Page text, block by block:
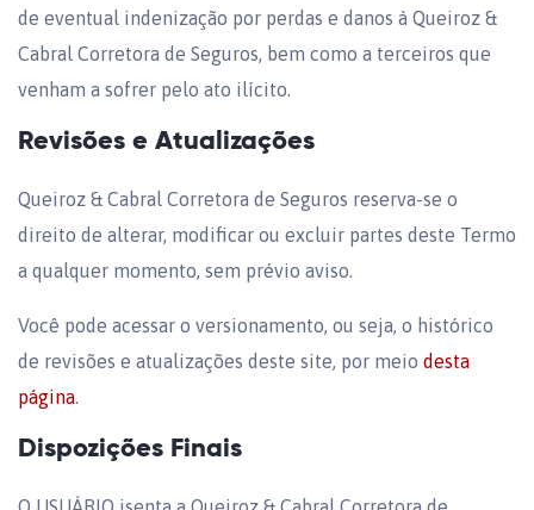
de eventual indenização por perdas e danos à Queiroz &
Cabral Corretora de Seguros, bem como a terceiros que
venham a sofrer pelo ato ilícito.
Revisões e Atualizações
Queiroz & Cabral Corretora de Seguros reserva-se o
direito de alterar, modificar ou excluir partes deste Termo
a qualquer momento, sem prévio aviso.
Você pode acessar o versionamento, ou seja, o histórico
de revisões e atualizações deste site, por meio desta
página.
Dispozições Finais